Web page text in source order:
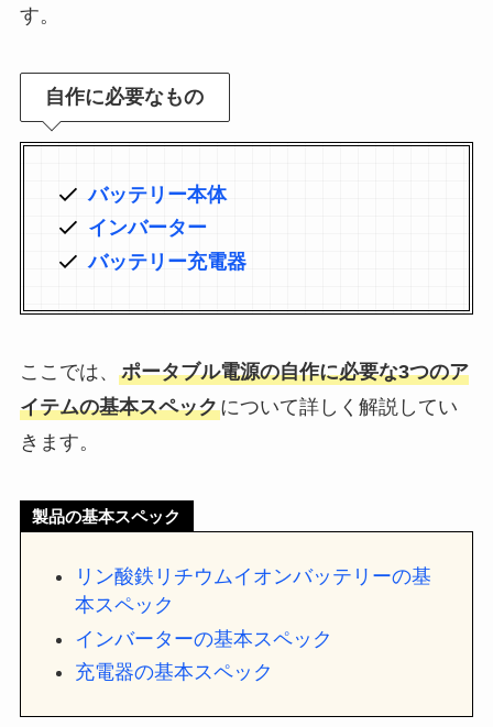
す。
自作に必要なもの
バッテリー本体
インバーター
バッテリー充電器
ここでは、 ポータブル電源の自作に必要な3つのア
イテムの基本スペックについて詳しく解説してい
きます。
製品の基本スペック
リン酸鉄リチウムイオンバッテリーの基
本スペック
インバーターの基本スペック
充電器の基本スペック